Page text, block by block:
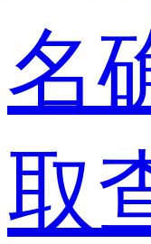
名
取